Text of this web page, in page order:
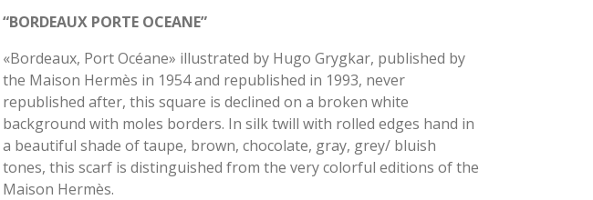
“BORDEAUX PORTE OCEANE”
«Bordeaux, Port Océane» illustrated by Hugo Grygkar, published by
the Maison Hermès in 1954 and republished in 1993, never
republished after, this square is declined on a broken white
background with moles borders. In silk twill with rolled edges hand in
a beautiful shade of taupe, brown, chocolate, gray, grey/ bluish
tones, this scarf is distinguished from the very colorful editions of the
Maison Hermès.